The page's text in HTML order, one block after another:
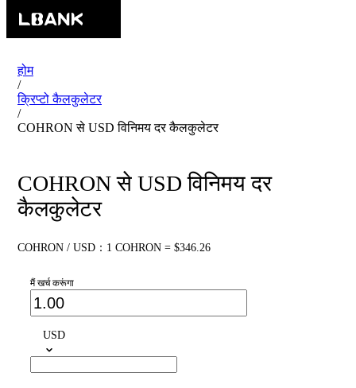
होम
/
क्रिप्टो कैलकुलेटर
/
COHRON से USD विनिमय दर कैलकुलेटर
COHRON से USD विनिमय दर
कैलकुलेटर
COHRON / USD：1 COHRON = $346.26
मैं खर्च करूंगा
USD